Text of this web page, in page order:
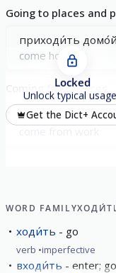
Going to places and
приходи́ть домо́й
come home
Coming from places
приходи́ть с
Locked
Unlock typical
Get the Dict+
WORD FAMILY
ходи́ть go
verb imperfective
входи́ть enter;